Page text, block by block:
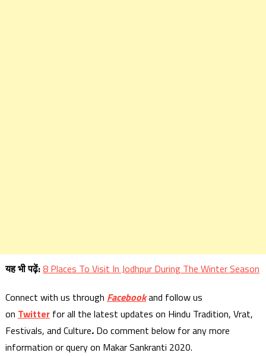
यहभीपढ़ें:8 Places To Visit In Jodhpur During The Winter Season
Connect with us through Facebookand follow us
on Twitter for all the latest updates on Hindu Tradition, Vrat,
Festivals, and Culture. Do comment below for any more
information or query on Makar Sankranti 2020.